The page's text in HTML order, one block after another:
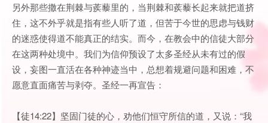
另外那些撒在荆棘与蒺藜里的，当荆棘和蒺藜长起来就把道挤
住，这不外乎就是指有些人听了道，但苦于今世的思虑与钱财
的迷惑使得道不能真正的结实。而今，在教会中的信徒大部分
在这两种处境中。我们为信仰预设了太多圣经从未有过的假
设，妄图一直活在各种神迹当中，总想着规避问题和困难，不
愿意直面痛苦与剥夺。圣经一再宣告：
【徒14:22】坚固门徒的心，劝他们恒守所信的道，又说：“我